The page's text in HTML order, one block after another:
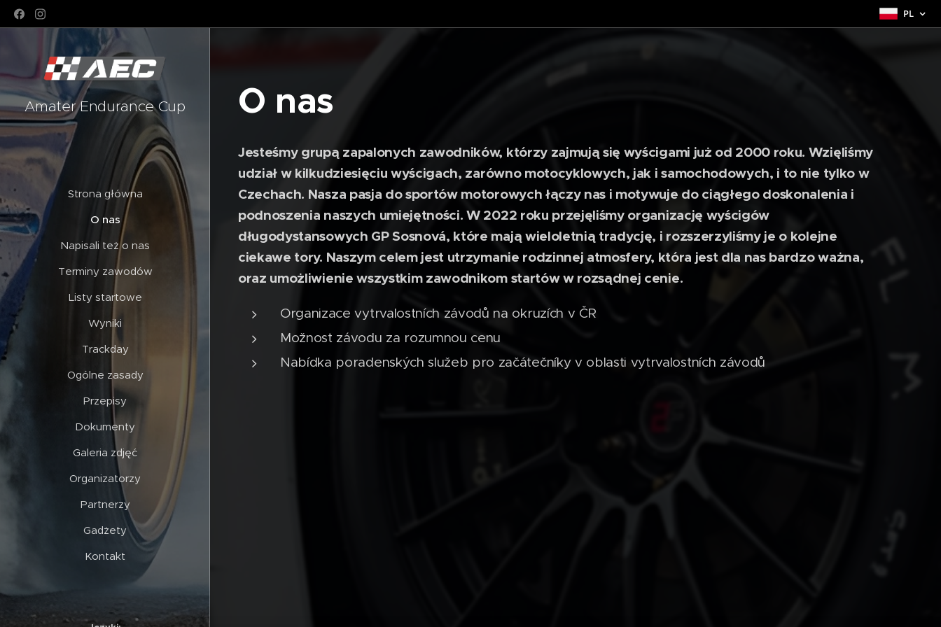
PL
Amater Endurance Cup
Strona główna
O nas
Napisali też o nas
Terminy zawodów
Listy startowe
Wyniki
Trackday
Ogólne zasady
Przepisy
Dokumenty
Galeria zdjęć
Organizatorzy
Partnerzy
Gadżety
Kontakt
O nas
Jesteśmy grupą zapalonych zawodników, którzy zajmują się wyścigami już od 2000 roku. Wzięliśmy
udział w kilkudziesięciu wyścigach, zarówno motocyklowych, jak i samochodowych, i to nie tylko w
Czechach. Nasza pasja do sportów motorowych łączy nas i motywuje do ciągłego doskonalenia i
podnoszenia naszych umiejętności. W 2022 roku przejęliśmy organizację wyścigów
długodystansowych GP Sosnová, które mają wieloletnią tradycję, i rozszerzyliśmy je o kolejne
ciekawe tory. Naszym celem jest utrzymanie rodzinnej atmosfery, która jest dla nas bardzo ważna,
oraz umożliwienie wszystkim zawodnikom startów w rozsądnej cenie.
Organizace vytrvalostních závodů na okruzích v ČR
Možnost závodu za rozumnou cenu
Nabídka poradenských služeb pro začátečníky v oblasti vytrvalostních závodů